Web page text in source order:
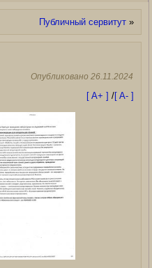
Публичный сервитут»
Опубликовано 26.11.2024
[ A+ ] /[ A- ]